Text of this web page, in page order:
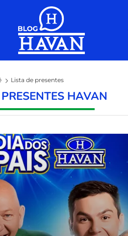
Lista de presentes
HAVAN